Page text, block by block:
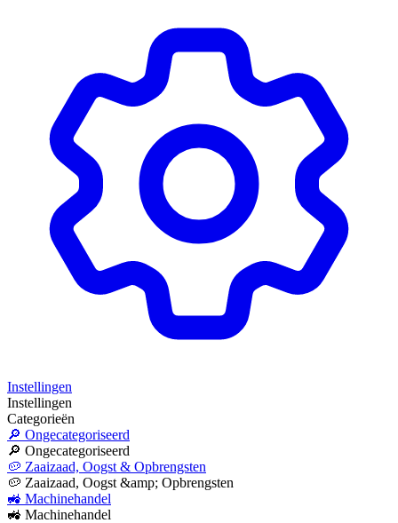
Instellingen
Instellingen
Categorieën
🔎 Ongecategoriseerd
🔎 Ongecategoriseerd
🥔 Zaaizaad, Oogst & Opbrengsten
🥔 Zaaizaad, Oogst &amp; Opbrengsten
🚜 Machinehandel
🚜 Machinehandel